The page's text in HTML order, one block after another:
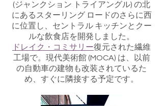
(ジャンクション トライアングル) の北
にあるスターリング ロードのさらに西
に位置し、セントラル キッチンとクー
ルな飲食店を開発しました。
ドレイク・コミサリー復元された繊維
工場で。現代美術館 (MOCA) は、以前
の自動車の建物も改装されているた
め、すぐに隣接する予定です。